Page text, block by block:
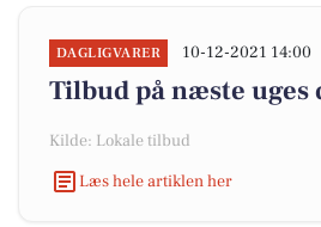
DAGLIGVARER 10-12-2021 14:00
Tilbud på næste uges
Kilde: Lokale tilbud
Læs hele artiklen her